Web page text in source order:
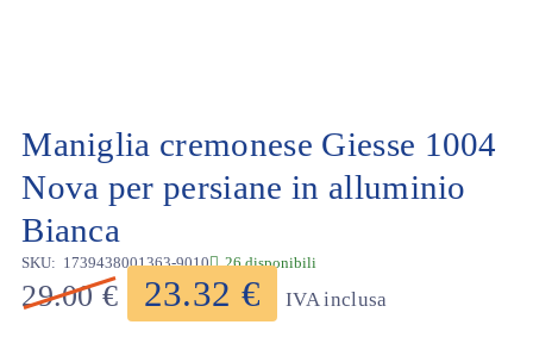
Maniglia cremonese Giesse 1004
Nova per persiane in alluminio
Bianca
SKU: 1739438001363-9010 26 disponibili
29.00€ 23.32 € IVA inclusa